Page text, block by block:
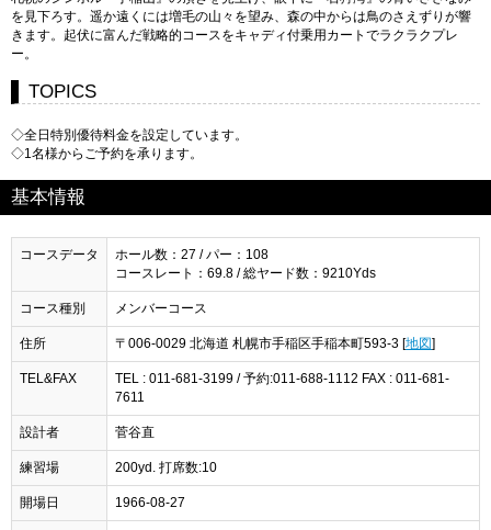
を見下ろす。遥か遠くには増毛の山々を望み、森の中からは鳥のさえずりが響
きます。起伏に富んだ戦略的コースをキャディ付乗用カートでラクラクプレ
ー。
TOPICS
◇全日特別優待料金を設定しています。
◇1名様からご予約を承ります。
基本情報
コースデータ
ホール数：27 / パー：108
コースレート：69.8 / 総ヤード数：9210Yds
コース種別 メンバーコース
住所 〒006-0029 北海道 札幌市手稲区手稲本町593-3 [地図]
TEL&FAX
TEL : 011-681-3199 / 予約:011-688-1112 FAX : 011-681-
7611
設計者 菅谷直
練習場 200yd. 打席数:10
開場日 1966-08-27